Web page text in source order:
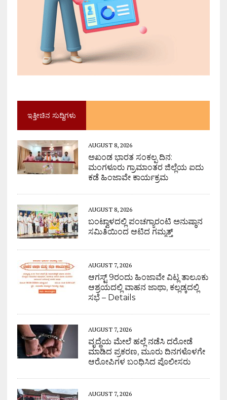
ಇತ್ತೀಚಿನ ಸುದ್ದಿಗಳು
AUGUST 8, 2026
ಅಖಂಡ ಭಾರತ ಸಂಕಲ್ಪ ದಿನ:
ಮಂಗಳೂರು ಗ್ರಾಮಾಂತರ ಜಿಲ್ಲೆಯ ಐದು
ಕಡೆ ಹಿಂಜಾವೇ ಕಾರ್ಯಕ್ರಮ
AUGUST 8, 2026
ಬಂಟ್ವಾಳದಲ್ಲಿ ಪಂಚಗ್ಯಾರಂಟಿ ಅನುಷ್ಠಾನ
ಸಮಿತಿಯಿಂದ ಆಟಿದ ಗಮ್ಮತ್ತ್
AUGUST 7, 2026
ಆಗಸ್ಟ್ 9ರಂದು ಹಿಂಜಾವೇ ವಿಟ್ಲ ತಾಲೂಕು
ಆಶ್ರಯದಲ್ಲಿ ವಾಹನ ಜಾಥಾ, ಕಲ್ಲಡ್ಕದಲ್ಲಿ
ಸಭೆ – Details
AUGUST 7, 2026
ವೃದ್ಧೆಯ ಮೇಲೆ ಹಲ್ಲೆ ನಡೆಸಿ ದರೋಡೆ
ಮಾಡಿದ ಪ್ರಕರಣ, ಮೂರು ದಿನಗಳೊಳಗೇ
ಆರೋಪಿಗಳ ಬಂಧಿಸಿದ ಪೊಲೀಸರು
AUGUST 7, 2026